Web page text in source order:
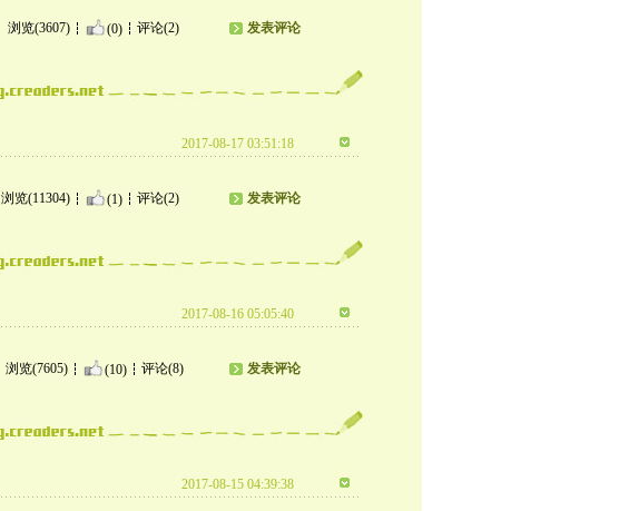
浏览(3607) (0) 评论(2) 发表评论
2017-08-17 03:51:18
浏览(11304) (1) 评论(2) 发表评论
2017-08-16 05:05:40
浏览(7605) (10) 评论(8) 发表评论
2017-08-15 04:39:38